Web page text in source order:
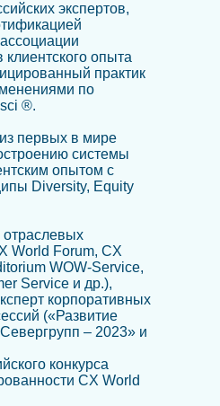
экспертов,
опыта
практик
по
®.
первых в мире
системы
опытом с
Diversity, Equity
World Forum, CX
WOW-Service,
Service и др.),
корпоративных
(«Развитие
– 2023» и
конкурса
CX World